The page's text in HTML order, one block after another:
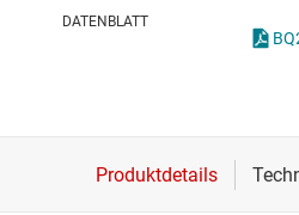
DATENBLATT